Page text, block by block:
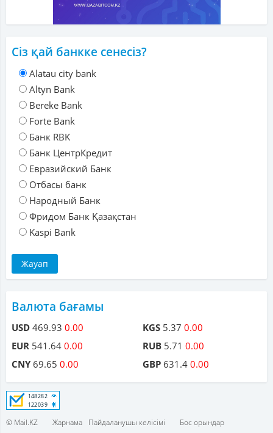
Сіз қай банкке сенесіз?
Alatau city bank
Altyn Bank
Bereke Bank
Forte Bank
Банк RBK
Банк ЦентрКредит
Евразийский Банк
Отбасы банк
Народный Банк
Фридом Банк Қазақстан
Kaspi Bank
Валюта бағамы
USD 469.93 0.00
EUR 541.64 0.00
CNY69.65 0.00
KGS 5.37 0.00
RUB 5.71 0.00
GBP 631.4 0.00
© Mail.KZ Жарнама Пайдаланушы келісімі Бос орындар